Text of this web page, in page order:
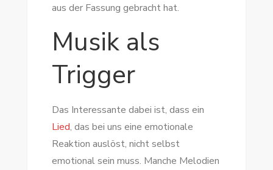
aus der Fassung gebracht hat.
Musik als
Trigger
Das Interessante dabei ist, dass ein
Lied, das bei uns eine emotionale
Reaktion auslöst, nicht selbst
emotional sein muss. Manche Melodien